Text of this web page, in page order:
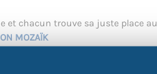
et chacun trouve sa juste place au
MOZAÏK